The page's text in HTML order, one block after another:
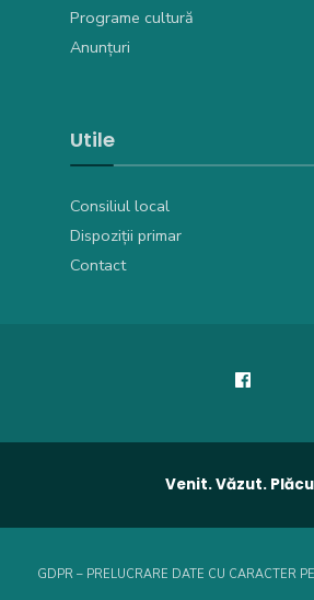
Programe cultură
Anunțuri
Utile
Consiliul local
Dispoziții primar
Contact
Venit. Văzut.
GDPR – PRELUCRARE DATE CU CARACTER